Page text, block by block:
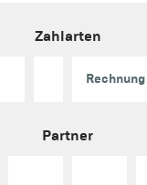
Zahlarten
Rechnung
Partner